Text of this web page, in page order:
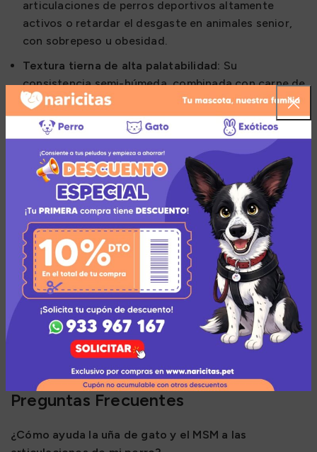
articulaciones de perros deportivos altamente
activos o retardar el desgaste en animales senior,
con sobrepeso u obesidad.
Textura tierna de alta palatabilidad: Su
consistencia semi-húmeda, combinada con carne de
pollo fresca e hígado hidrolizado, asegura un sabor
irresistible que facilita su administración diaria
como un premio saludable.
Sugerencias de Uso y Combinación
Utiliza estos bocaditos semi-húmedos como el
refuerzo positivo ideal durante vuestras caminatas,
entrenamientos o juegos en casa. Si tu perro ya
padece de problemas crónicos de movilidad o es de
edad avanzada, complementa el uso de este snack
manteniendo rutinas de ejercicio de muy bajo impacto
(como paseos controlados en superficies planas),
controlando estrictamente sus porciones de alimento
para evitar el sobrepeso y proporcionándole un
espacio de descanso acolchado y cálido.
Preguntas Frecuentes
¿Cómo ayuda la uña de gato y el MSM a las